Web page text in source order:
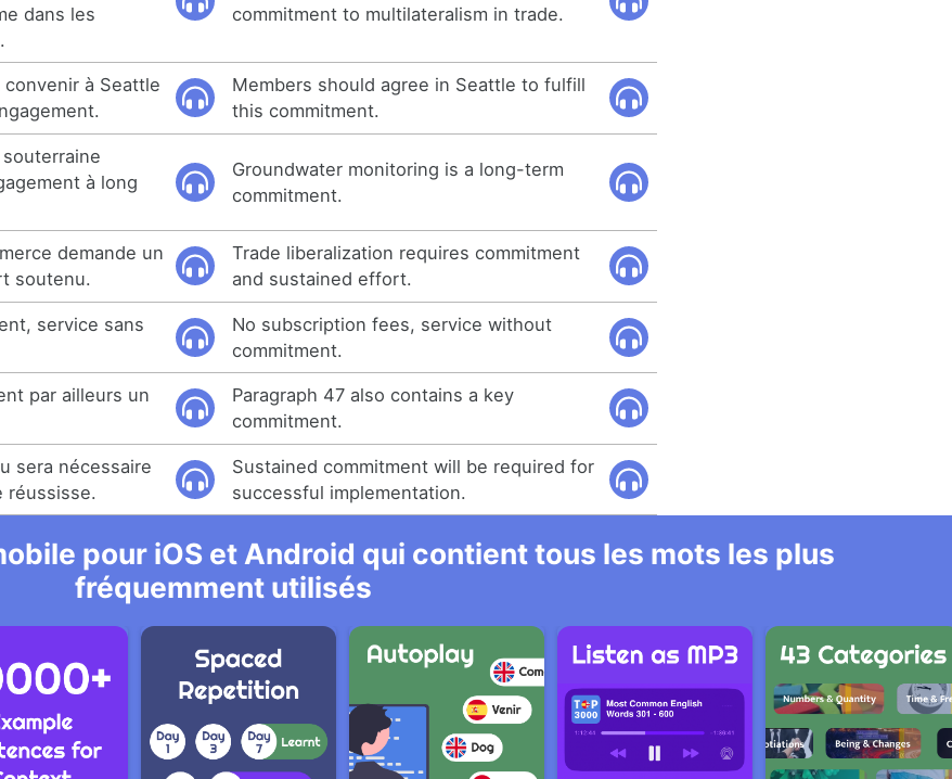
dans les
commitment to multilateralism in trade.
à Seattle
Members should agree in Seattle to fulfill
this commitment.
à long
Groundwater monitoring is a long-term
commitment.
demande un
soutenu.
Trade liberalization requires commitment
and sustained effort.
service sans
No subscription fees, service without
commitment.
par ailleurs un
Paragraph 47 also contains a key
commitment.
sera nécessaire
réussisse.
Sustained commitment will be required for
successful implementation.
pour iOS et Android qui contient tous les mots les plus
fréquemment utilisés